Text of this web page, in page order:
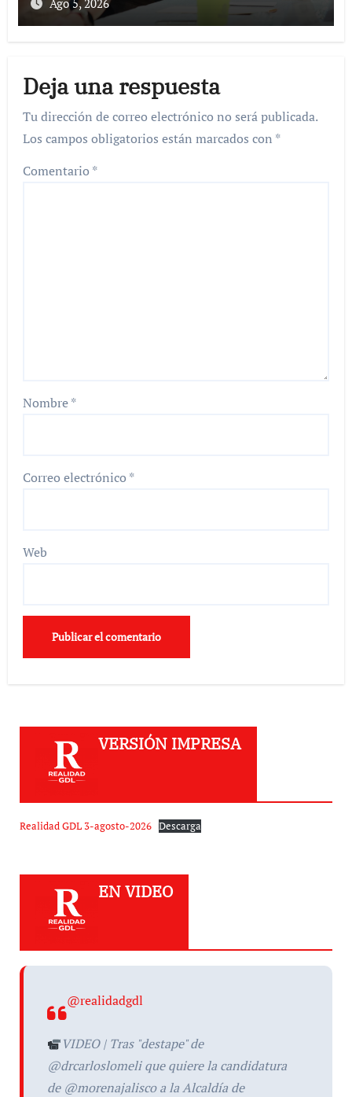
Ago 5, 2026
Deja una respuesta
Tu dirección de correo electrónico no será publicada.
Los campos obligatorios están marcados con *
Comentario *
Nombre*
Correo electrónico *
Web
VERSIÓN IMPRESA
Realidad GDL 3-agosto-2026 Descarga
EN VIDEO
@realidadgdl
VIDEO | Tras "destape" de
@drcarloslomeli que quiere la candidatura
de @morenajalisco a la Alcaldía de